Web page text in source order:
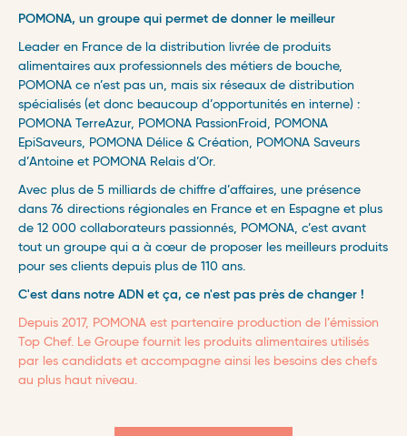
POMONA, un groupe qui permet de donner le meilleur ​
Leader en France de la distribution livrée de produits
alimentaires aux professionnels des métiers de bouche,
POMONA ce n’est pas un, mais six réseaux de distribution
spécialisés (et donc beaucoup d’opportunités en interne) :
POMONA TerreAzur, POMONA PassionFroid, POMONA
EpiSaveurs, POMONA Délice & Création, POMONA Saveurs
d’Antoine et POMONA Relais d’Or. ​
Avec plus de 5 milliards de chiffre d’affaires, une présence
dans 76 directions régionales en France et en Espagne et plus
de 12 000 collaborateurs passionnés, POMONA, c’est avant
tout un groupe qui a à cœur de proposer les meilleurs produits
pour ses clients depuis plus de 110 ans. ​
C'est dans notre ADN et ça, ce n'est pas près de changer !
Depuis 2017, POMONA est partenaire production de l’émission
Top Chef. Le Groupe fournit les produits alimentaires utilisés
par les candidats et accompagne ainsi les besoins des chefs
au plus haut niveau.